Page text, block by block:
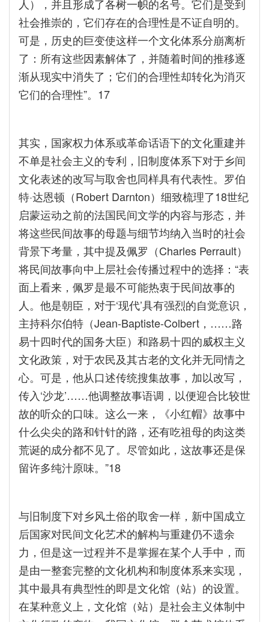
人），并且形成了各树一帜的名号。它们是受到
社会推崇的，它们存在的合理性是不证自明的。
可是，历史的巨变使这样一个文化体系分崩离析
了：所有这些因素解体了，并随着时间的推移逐
渐从现实中消失了；它们的合理性却转化为消灭
它们的合理性”。17
其实，国家权力体系或革命话语下的文化重建并
不单是社会主义的专利，旧制度体系下对于乡间
文化表述的改写与取舍也同样具有代表性。罗伯
特·达恩顿（Robert Darnton）细致梳理了18世纪
启蒙运动之前的法国民间文学的内容与形态，并
将这些民间故事的母题与细节均纳入当时的社会
背景下考量，其中提及佩罗（Charles Perrault）
将民间故事向中上层社会传播过程中的选择：“表
面上看来，佩罗是最不可能热衷于民间故事的
人。他是朝臣，对于‘现代’具有强烈的自觉意识，
主持科尔伯特（Jean-Baptiste-Colbert，……路
易十四时代的国务大臣）和路易十四的威权主义
文化政策，对于农民及其古老的文化并无同情之
心。可是，他从口述传统搜集故事，加以改写，
传入‘沙龙’……他调整故事语调，以便迎合比较世
故的听众的口味。这么一来，《小红帽》故事中
什么尖尖的路和针针的路，还有吃祖母的肉这类
荒诞的成分都不见了。尽管如此，这故事还是保
留许多纯汁原味。”18
与旧制度下对乡风土俗的取舍一样，新中国成立
后国家对民间文化艺术的解构与重建仍不遗余
力，但是这一过程并不是掌握在某个人手中，而
是由一整套完整的文化机构和制度体系来实现，
其中最具有典型性的即是文化馆（站）的设置。
在某种意义上，文化馆（站）是社会主义体制中